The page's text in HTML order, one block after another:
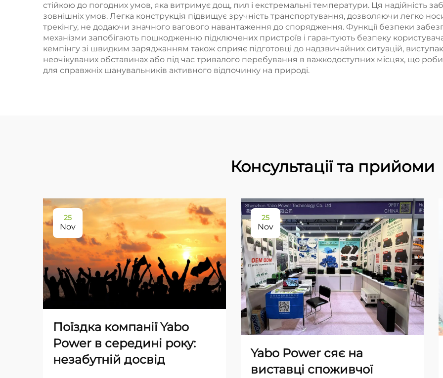
стійкою до погодних умов, яка витримує дощ, пил і екстремальні температури. Ця надійність
зовнішніх умов. Легка конструкція підвищує зручність транспортування, дозволяючи легко
трекінгу, не додаючи значного вагового навантаження до спорядження. Функції безпеки
механізми запобігають пошкодженню підключених пристроїв і гарантують безпеку
кемпінгу зі швидким заряджанням також сприяє підготовці до надзвичайних ситуацій,
неочікуваних обставинах або під час тривалого перебування в важкодоступних місцях, що
для справжніх шанувальників активного відпочинку на природі.
Консультації та прийоми
25
Nov
Поїздка компанії Yabo
Power в середині року:
незабутній досвід
25
Nov
Yabo Power сяє на
виставці споживчої